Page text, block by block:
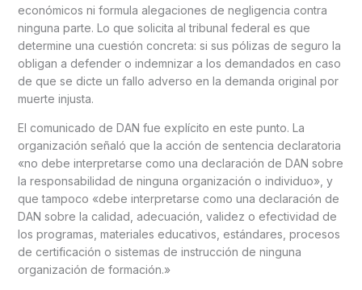
económicos ni formula alegaciones de negligencia contra
ninguna parte. Lo que solicita al tribunal federal es que
determine una cuestión concreta: si sus pólizas de seguro la
obligan a defender o indemnizar a los demandados en caso
de que se dicte un fallo adverso en la demanda original por
muerte injusta.
El comunicado de DAN fue explícito en este punto. La
organización señaló que la acción de sentencia declaratoria
«no debe interpretarse como una declaración de DAN sobre
la responsabilidad de ninguna organización o individuo», y
que tampoco «debe interpretarse como una declaración de
DAN sobre la calidad, adecuación, validez o efectividad de
los programas, materiales educativos, estándares, procesos
de certificación o sistemas de instrucción de ninguna
organización de formación.»